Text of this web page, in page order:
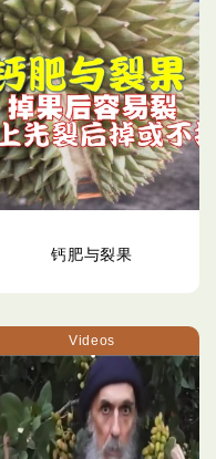
钙肥与裂果
Videos